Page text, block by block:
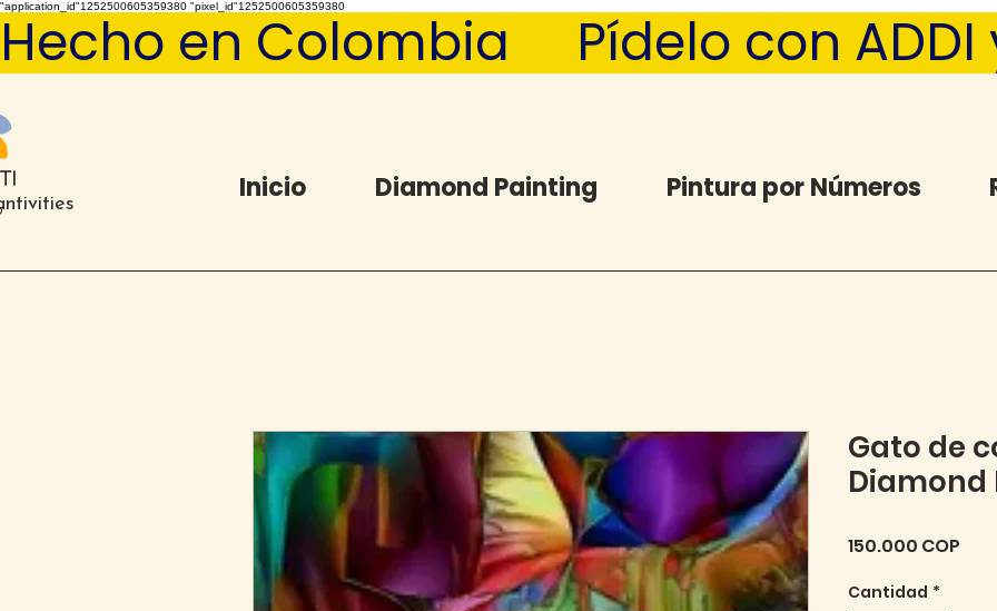
"application_id"1252500605359380 "pixel_id"1252500605359380
Hecho en Colombia     Pídelo con
Inicio Diamond Painting Pintura por Números
Gato de
Diamond
150.000 COP
Cantidad *